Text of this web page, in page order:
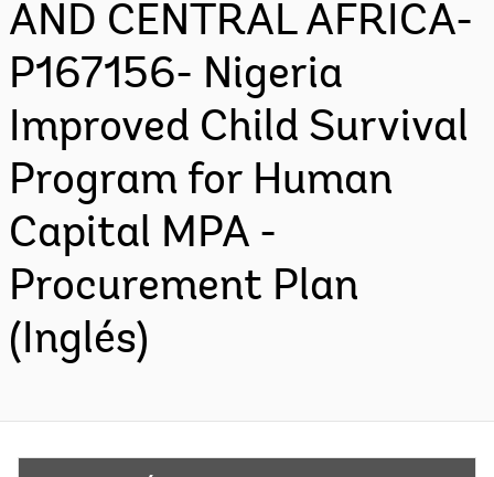
AND CENTRAL AFRICA-
P167156- Nigeria
Improved Child Survival
Program for Human
Capital MPA -
Procurement Plan
(Inglés)